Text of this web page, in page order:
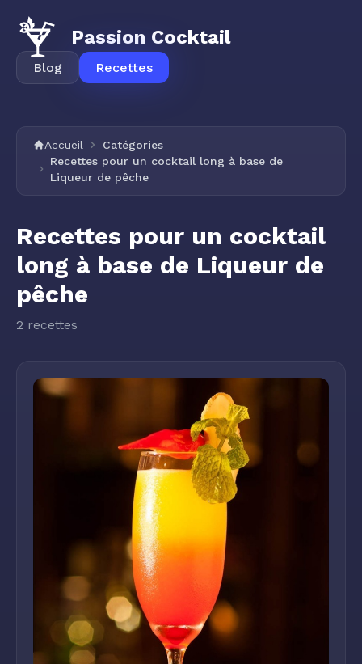
Passion Cocktail
Blog Recettes
Accueil
Catégories
Recettes pour un cocktail long à base de
Liqueur de pêche
Recettes pour un cocktail
long à base de Liqueur de
pêche
2 recettes